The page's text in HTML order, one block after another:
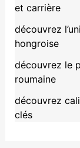
et carrière
découvrez
hongroise
découvrez le
roumaine
découvrez
clés